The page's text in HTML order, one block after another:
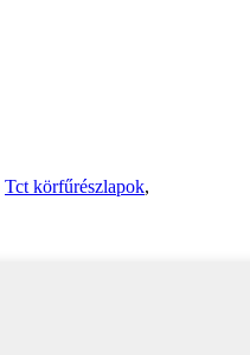
Tct körfűrészlapok,